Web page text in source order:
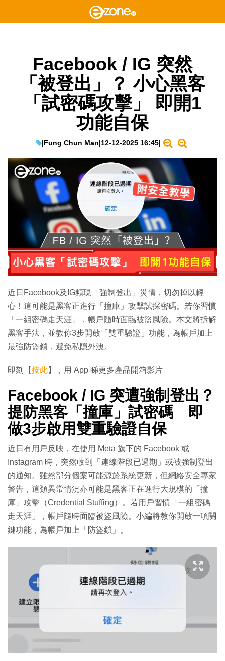
Facebook / IG 突然
「被登出」？ 小心黑客
「試密碼攻擊」 即開1
功能自保
|Fung Chun Man|12-12-2025 16:45|
近日Facebook及IG頻現「強制登出」災情，切勿掉以輕
心！這可能是黑客正進行「撞庫」攻擊試探密碼。若你習慣
「一組密碼走天涯」，帳戶隨時面臨被盜風險。本文將拆解
黑客手法，並教你3步開啟「雙重驗證」功能，為帳戶加上
最強防盜鎖，避免私隱外洩。
即刻【按此】，用 App 睇更多產品開箱影片
Facebook / IG 突遭強制登出？
提防黑客「撞庫」試密碼 即
做3步啟用雙重驗證自保
近日有用戶反映，在使用 Meta 旗下的 Facebook 或
Instagram 時，突然收到「連線階段已過期」或被強制登出
的通知。雖然部分個案可能源於系統更新，但網絡安全專家
警告，這類異常情況亦可能是黑客正在進行大規模的「撞
庫」攻擊（Credential Stuffing）。若用戶習慣「一組密碼
走天涯」，帳戶隨時面臨被盜風險。小編將教你開啟一項關
鍵功能，為帳戶加上「防盜鎖」。